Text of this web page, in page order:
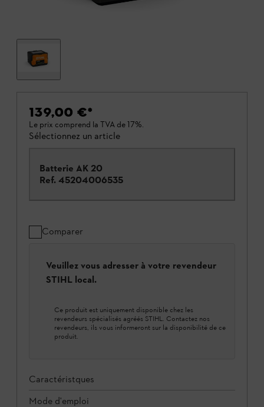
139,00 €*
Le prix comprend la TVA de 17%.
Sélectionnez un article
Batterie AK 20
Ref. 45204006535
Comparer
Veuillez vous adresser à votre revendeur
STIHL local.
Ce produit est uniquement disponible chez les
revendeurs spécialisés agréés STIHL. Contactez nos
revendeurs, ils vous informeront sur la disponibilité de ce
produit.
Caractéristques
Mode d'emploi